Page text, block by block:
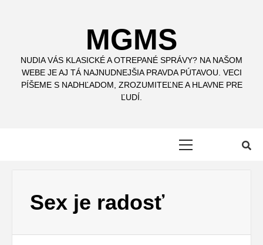
MGMS
NUDIA VÁS KLASICKÉ A OTREPANÉ SPRÁVY? NA NAŠOM
WEBE JE AJ TÁ NAJNUDNEJŠIA PRAVDA PÚTAVOU. VECI
PÍŠEME S NADHĽADOM, ZROZUMITEĽNE A HLAVNE PRE
ĽUDÍ.
Sex je radosť